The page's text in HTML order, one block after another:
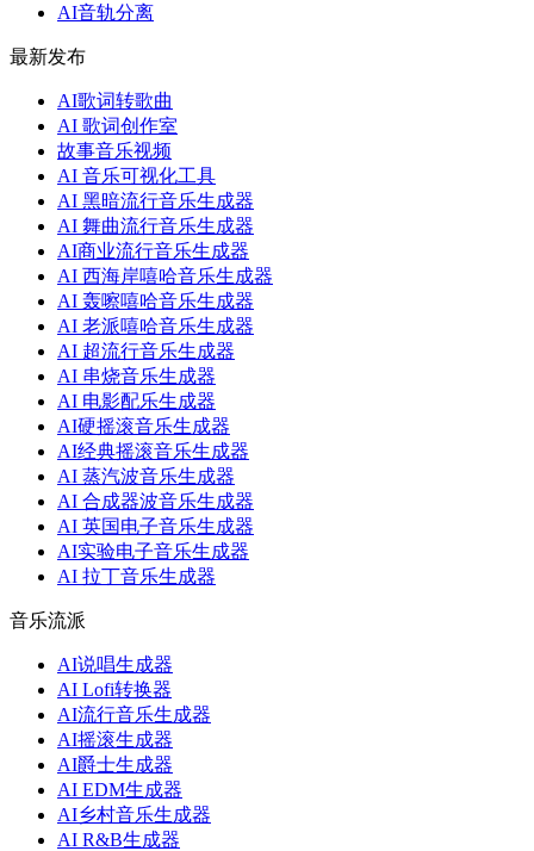
AI音轨分离
最新发布
AI歌词转歌曲
AI 歌词创作室
故事音乐视频
AI 音乐可视化工具
AI 黑暗流行音乐生成器
AI 舞曲流行音乐生成器
AI商业流行音乐生成器
AI 西海岸嘻哈音乐生成器
AI 轰嚓嘻哈音乐生成器
AI 老派嘻哈音乐生成器
AI 超流行音乐生成器
AI 串烧音乐生成器
AI 电影配乐生成器
AI硬摇滚音乐生成器
AI经典摇滚音乐生成器
AI 蒸汽波音乐生成器
AI 合成器波音乐生成器
AI 英国电子音乐生成器
AI实验电子音乐生成器
AI 拉丁音乐生成器
音乐流派
AI说唱生成器
AI Lofi转换器
AI流行音乐生成器
AI摇滚生成器
AI爵士生成器
AI EDM生成器
AI乡村音乐生成器
AI R&B生成器